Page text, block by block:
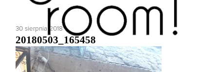
30 sierpnia 2018
20180503_165458